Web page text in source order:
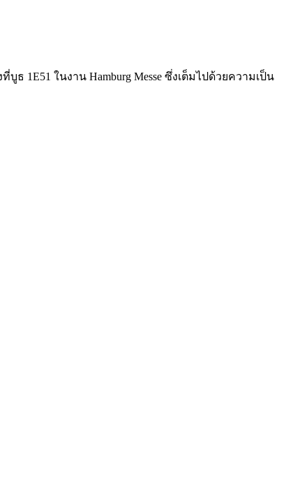
1E51 ในงาน Hamburg Messe ซึ่งเต็มไปด้วยความเป็น